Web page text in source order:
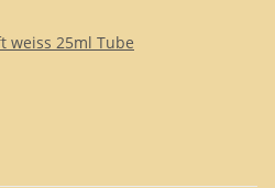
weiss 25ml Tube